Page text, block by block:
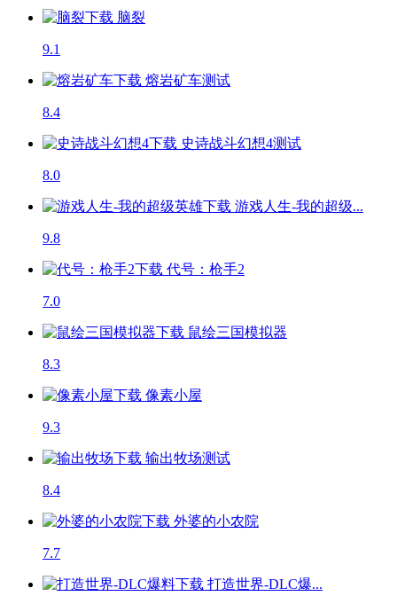
脑裂
9.1
熔岩矿车测试
8.4
史诗战斗幻想4测试
8.0
游戏人生-我的超级...
9.8
代号：枪手2
7.0
鼠绘三国模拟器
8.3
像素小屋
9.3
输出牧场测试
8.4
外婆的小农院
7.7
打造世界-DLC爆...